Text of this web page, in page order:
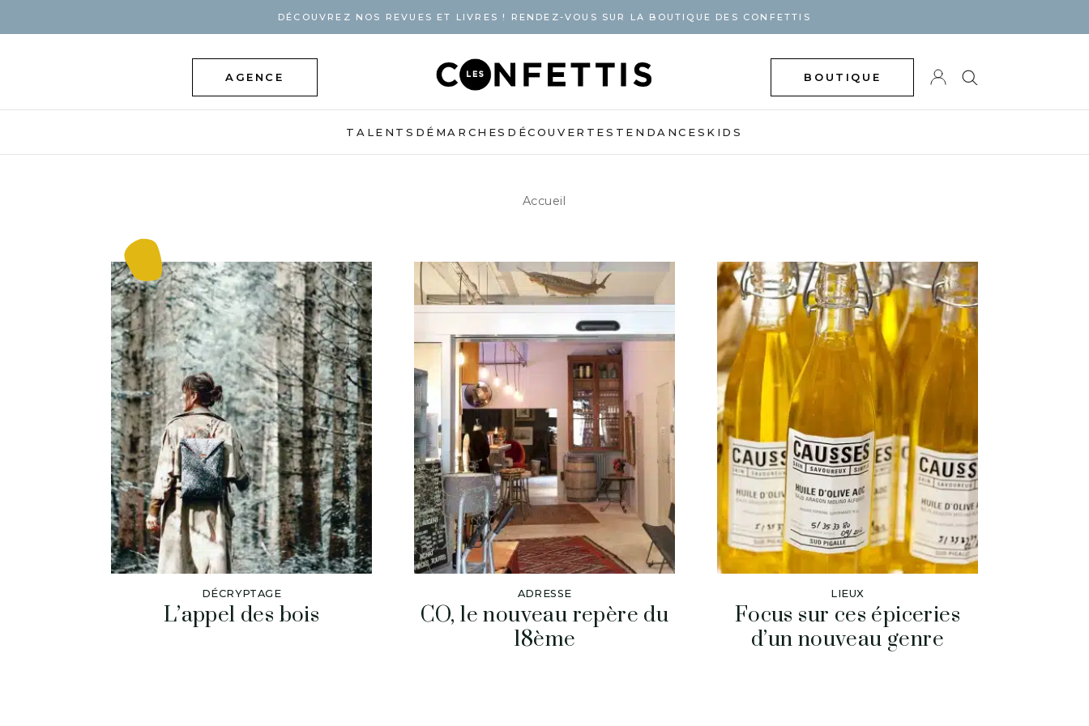
DÉCOUVREZ NOS REVUES ET LIVRES ! RENDEZ-VOUS SUR LA BOUTIQUE DES CONFETTIS
AGENCE BOUTIQUE
TALENTS DÉMARCHES DÉCOUVERTES TENDANCES KIDS
Accueil
DÉCRYPTAGE
L’appel des bois
ADRESSE
CO, le nouveau repère du
18ème
LIEUX
Focus sur ces épiceries
d’un nouveau genre